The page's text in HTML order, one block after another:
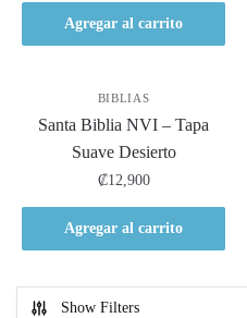
Agregar al carrito
BIBLIAS
Santa Biblia NVI – Tapa
Suave Desierto
₡12,900
Agregar al carrito
Show Filters